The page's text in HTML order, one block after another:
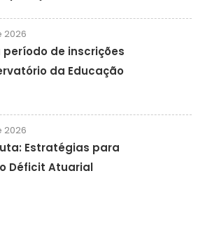
2026
período de inscrições
da Educação
2026
Estratégias para
Déficit Atuarial